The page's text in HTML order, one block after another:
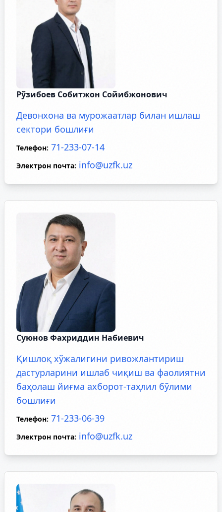
Рўзибоев Собитжон Сойибжонович
Девонхона ва мурожаатлар билан ишлаш
сектори бошлиғи
Телефон: 71-233-07-14
Электрон почта: info@uzfk.uz
Суюнов Фахриддин Набиевич
Қишлоқ хўжалигини ривожлантириш
дастурларини ишлаб чиқиш ва фаолиятни
баҳолаш йиғма ахборот-таҳлил бўлими
бошлиғи
Телефон: 71-233-06-39
Электрон почта: info@uzfk.uz